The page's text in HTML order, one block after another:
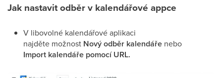
Jak nastavit odběr v kalendářové appce
V libovolné kalendářové aplikaci
najděte možnost Nový odběr kalendáře nebo
Import kalendáře pomocí URL.